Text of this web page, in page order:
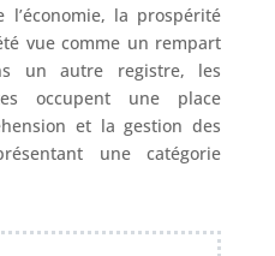
la prospérité
vue comme un rempart
un autre registre, les
occupent une place
et la gestion des
une catégorie